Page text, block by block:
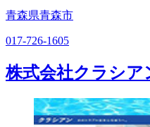
青森県青森市
017-726-1605
株式会社クラシア